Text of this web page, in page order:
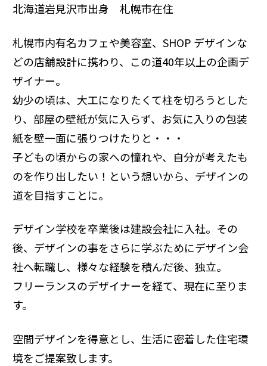
北海道岩見沢市出身 札幌市在住
札幌市内有名カフェや美容室、SHOP デザインな
どの店舗設計に携わり、この道40年以上の企画デ
ザイナー。
幼少の頃は、大工になりたくて柱を切ろうとした
り、部屋の壁紙が気に入らず、お気に入りの包装
紙を壁一面に張りつけたりと・・・
子どもの頃からの家への憧れや、自分が考えたも
のを作り出したい！という想いから、デザインの
道を目指すことに。
デザイン学校を卒業後は建設会社に入社。その
後、デザインの事をさらに学ぶためにデザイン会
社へ転職し、様々な経験を積んだ後、独立。
フリーランスのデザイナーを経て、現在に至りま
す。
空間デザインを得意とし、生活に密着した住宅環
境をご提案致します。